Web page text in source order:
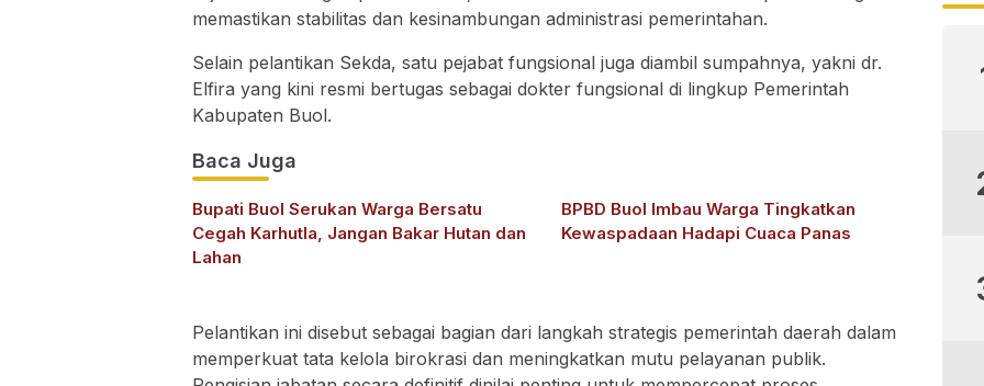
memastikan stabilitas dan kesinambungan administrasi pemerintahan.
Selain pelantikan Sekda, satu pejabat fungsional juga diambil sumpahnya, yakni dr.
Elfira yang kini resmi bertugas sebagai dokter fungsional di lingkup Pemerintah
Kabupaten Buol.
Baca Juga
Bupati Buol Serukan Warga Bersatu
Cegah Karhutla, Jangan Bakar Hutan dan
Lahan
BPBD Buol Imbau Warga Tingkatkan
Kewaspadaan Hadapi Cuaca Panas
Pelantikan ini disebut sebagai bagian dari langkah strategis pemerintah daerah dalam
memperkuat tata kelola birokrasi dan meningkatkan mutu pelayanan publik.